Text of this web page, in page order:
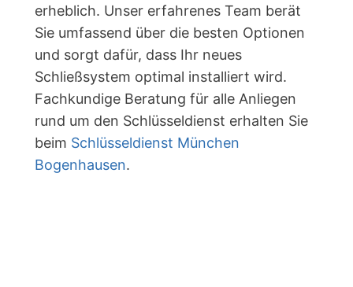
erheblich. Unser erfahrenes Team berät
Sie umfassend über die besten Optionen
und sorgt dafür, dass Ihr neues
Schließsystem optimal installiert wird.
Fachkundige Beratung für alle Anliegen
rund um den Schlüsseldienst erhalten Sie
beim Schlüsseldienst München
Bogenhausen.